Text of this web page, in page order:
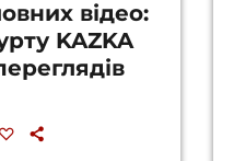
відео:
KAZKA